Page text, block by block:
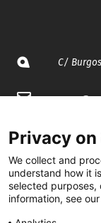
C/
spccc@
935 120
Privacy
We collect and
understand how it
selected purposes,
information, see